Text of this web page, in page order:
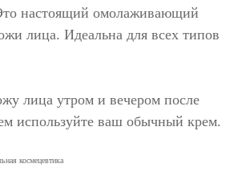
настоящий омолаживающий
лица. Идеальна для всех типов
лица утром и вечером после
используйте ваш обычный крем.
космецевтика